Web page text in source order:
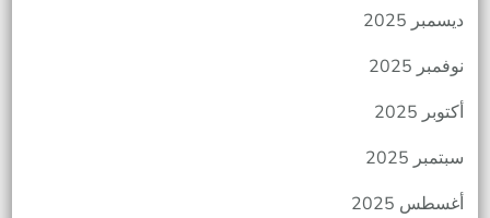
ديسمبر 2025
نوفمبر 2025
أكتوبر 2025
سبتمبر 2025
أغسطس 2025